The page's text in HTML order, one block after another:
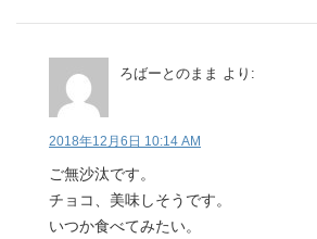
ろばーとのまま より:
2018年12月6日 10:14 AM
ご無沙汰です。
チョコ、美味しそうです。
いつか食べてみたい。